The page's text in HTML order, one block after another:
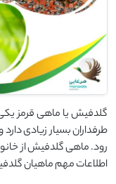
گلدفیش یا ماهی قرمز
طرفداران بسیار زیادی
رود. ماهی گلدفیش از
اطلاعات مهم ماهیان